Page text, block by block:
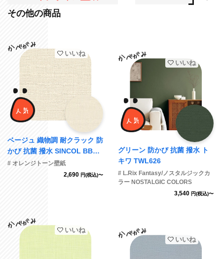
その他の商品
いいね
ベージュ 織物調 耐クラック 防
かび 抗菌 撥水 SINCOL BB23
49 旧品番BB8152
# オレンジトーン壁紙
2,690 円(税込)〜
いいね
グリーン 防かび 抗菌 撥水 ト
キワ TWL626
# L.Rix Fantasy/ノスタルジックカ
ラー NOSTALGIC COLORS
3,540 円(税込)〜
いいね
いいね